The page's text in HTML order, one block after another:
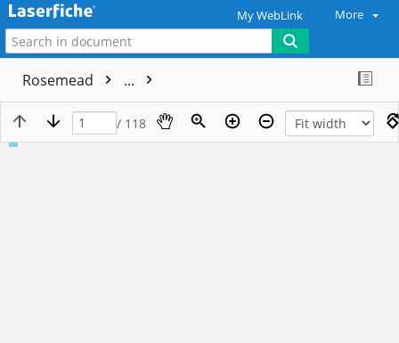
My WebLink More
Rosemead ...
/ 118